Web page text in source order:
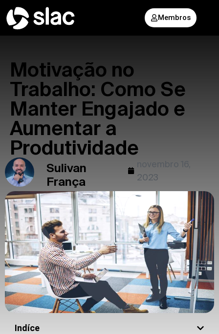
Membros
Motivação no
Trabalho: Como Se
Manter Engajado e
Aumentar a
Produtividade
Sulivan
França
novembro 16,
2023
Indíce